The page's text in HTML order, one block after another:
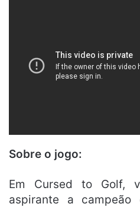
Sobre o jogo:
Em Cursed to Golf,
aspirante a